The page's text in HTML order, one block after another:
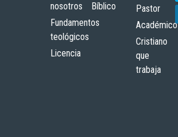
nosotros
Fundamentos
teológicos
Licencia
Bíblico
Pastor
Académico
Cristiano
que
trabaja